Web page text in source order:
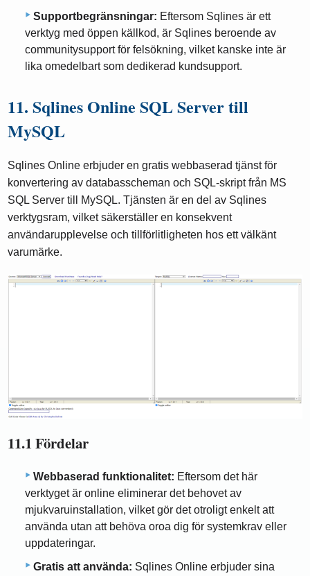
Supportbegränsningar: Eftersom Sqlines är ett
verktyg med öppen källkod, är Sqlines beroende av
communitysupport för felsökning, vilket kanske inte är
lika omedelbart som dedikerad kundsupport.
11. Sqlines Online SQL Server till
MySQL
Sqlines Online erbjuder en gratis webbaserad tjänst för
konvertering av databasscheman och SQL-skript från MS
SQL Server till MySQL. Tjänsten är en del av Sqlines
verktygsram, vilket säkerställer en konsekvent
användarupplevelse och tillförlitligheten hos ett välkänt
varumärke.
11.1 Fördelar
Webbaserad funktionalitet: Eftersom det här
verktyget är online eliminerar det behovet av
mjukvaruinstallation, vilket gör det otroligt enkelt att
använda utan att behöva oroa dig för systemkrav eller
uppdateringar.
Gratis att använda: Sqlines Online erbjuder sina